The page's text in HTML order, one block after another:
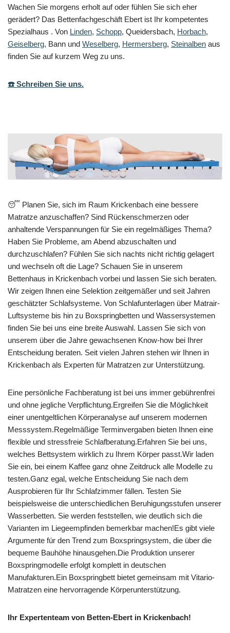
Wachen Sie morgens erholt auf oder fühlen Sie sich eher
gerädert? Das Bettenfachgeschäft Ebert ist Ihr kompetentes
Spezialhaus . Von Linden, Schopp, Queidersbach, Horbach,
Geiselberg, Bann und Weselberg, Hermersberg, Steinalben aus
finden Sie auf kurzem Weg zu uns.
☎️ Schreiben Sie uns.
😴 Planen Sie, sich im Raum Krickenbach eine bessere
Matratze anzuschaffen? Sind Rückenschmerzen oder
anhaltende Verspannungen für Sie ein regelmäßiges Thema?
Haben Sie Probleme, am Abend abzuschalten und
durchzuschlafen? Fühlen Sie sich nachts nicht richtig gelagert
und wechseln oft die Lage? Schauen Sie in unserem
Bettenhaus in Krickenbach vorbei und lassen Sie sich beraten.
Wir zeigen Ihnen eine Selektion zeitgemäßer und seit Jahren
geschätzter Schlafsysteme. Von Schlafunterlagen über Matrair-
Luftsysteme bis hin zu Boxspringbetten und Wassersystemen
finden Sie bei uns eine breite Auswahl. Lassen Sie sich von
unserem über die Jahre gewachsenen Know-how bei Ihrer
Entscheidung beraten. Seit vielen Jahren stehen wir Ihnen in
Krickenbach als Experten für Matratzen zur Unterstützung.
Eine persönliche Fachberatung ist bei uns immer gebührenfrei
und ohne jegliche Verpflichtung.Ergreifen Sie die Möglichkeit
einer unentgeltlichen Körperanalyse auf unserem modernen
Messsystem.Regelmäßige Terminvergaben bieten Ihnen eine
flexible und stressfreie Schlafberatung.Erfahren Sie bei uns,
welches Bettsystem wirklich zu Ihrem Körper passt.Wir laden
Sie ein, bei einem Kaffee ganz ohne Zeitdruck alle Modelle zu
testen.Ganz egal, welche Entscheidung Sie nach dem
Ausprobieren für Ihr Schlafzimmer fällen. Testen Sie
beispielsweise die unterschiedlichen Beruhigungsstufen unserer
Wasserbetten. Sie werden feststellen, wie deutlich sich die
Varianten im Liegeempfinden bemerkbar machen!Es gibt viele
Argumente für den Trend zum Boxspringsystem, die über die
bequeme Bauhöhe hinausgehen.Die Produktion unserer
Boxspringmodelle erfolgt komplett in deutschen
Manufakturen.Ein Boxspringbett bietet gemeinsam mit Vitario-
Matratzen eine hervorragende Körperunterstützung.
Ihr Expertenteam von Betten-Ebert in Krickenbach!